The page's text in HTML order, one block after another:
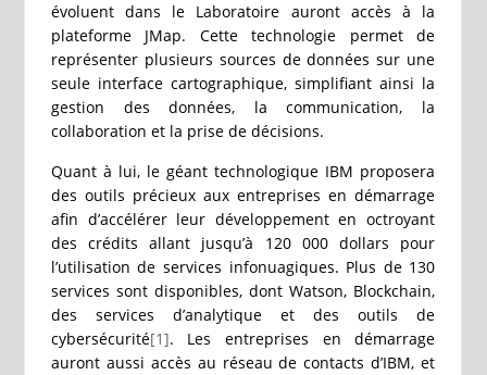
évoluent dans le Laboratoire auront accès à la
plateforme JMap. Cette technologie permet de
représenter plusieurs sources de données sur une
seule interface cartographique, simplifiant ainsi la
gestion des données, la communication, la
collaboration et la prise de décisions.
Quant à lui, le géant technologique IBM proposera
des outils précieux aux entreprises en démarrage
afin d’accélérer leur développement en octroyant
des crédits allant jusqu’à 120 000 dollars pour
l’utilisation de services infonuagiques. Plus de 130
services sont disponibles, dont Watson, Blockchain,
des services d’analytique et des outils de
cybersécurité[1]. Les entreprises en démarrage
auront aussi accès au réseau de contacts d’IBM, et